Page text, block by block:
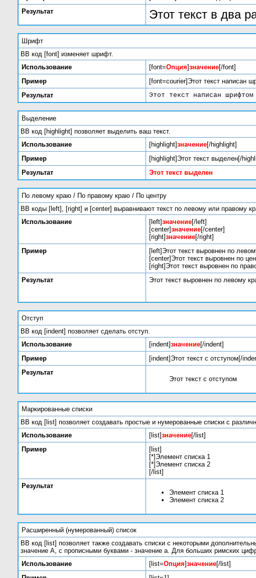
Результат
Этот текст в два
Шрифт
BB код [font] изменяет шрифт.
Использование
[font=Опция]значение[/font]
Пример
[font=courier]Этот текст написан
Результат
Этот текст написан
Выделение
BB код [highlight] позволяет выделить ваш текст.
Использование
[highlight]значение[/highlight]
Пример
[highlight]Этот текст выделен[/
Результат
Этот текст выделен
По левому краю / По правому краю / По центру
BB коды [left], [right] и [center] выравнивают текст по левому или правому
Использование
[left]значение[/left]
[center]значение[/center]
[right]значение[/right]
Пример
[left]Этот текст выровнен по
[center]Этот текст выровнен по
[right]Этот текст выровнен по
Результат
Этот текст выровнен по левому
Отступ
BB код [indent] позволяет сделать отступ.
Использование
[indent]значение[/indent]
Пример
[indent]Этот текст с отступом[/
Результат
Этот текст с отступом
Маркированные списки
BB код [list] позволяет создавать простые и нумерованные списки с
Использование
[list]значение[/list]
Пример
[list]
[*]Элемент списка 1
[*]Элемент списка 2
[/list]
Результат
Элемент списка 1
Элемент списка 2
Расширенный (нумерованный) список
BB код [list] позволяет также создавать списки с некоторыми
значение A, с прописными буквами - значение а. Для больших римских
Использование
[list=Опция]значение[/list]